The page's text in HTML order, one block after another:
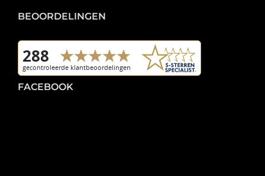
BEOORDELINGEN
FACEBOOK